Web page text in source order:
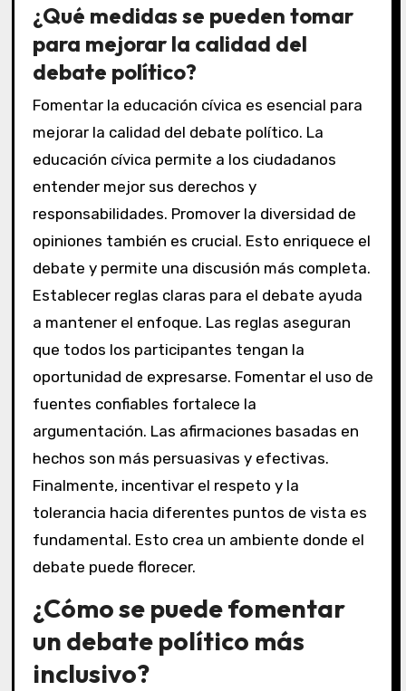
¿Qué medidas se pueden tomar
para mejorar la calidad del
debate político?
Fomentar la educación cívica es esencial para
mejorar la calidad del debate político. La
educación cívica permite a los ciudadanos
entender mejor sus derechos y
responsabilidades. Promover la diversidad de
opiniones también es crucial. Esto enriquece el
debate y permite una discusión más completa.
Establecer reglas claras para el debate ayuda
a mantener el enfoque. Las reglas aseguran
que todos los participantes tengan la
oportunidad de expresarse. Fomentar el uso de
fuentes confiables fortalece la
argumentación. Las afirmaciones basadas en
hechos son más persuasivas y efectivas.
Finalmente, incentivar el respeto y la
tolerancia hacia diferentes puntos de vista es
fundamental. Esto crea un ambiente donde el
debate puede florecer.
¿Cómo se puede fomentar
un debate político más
inclusivo?